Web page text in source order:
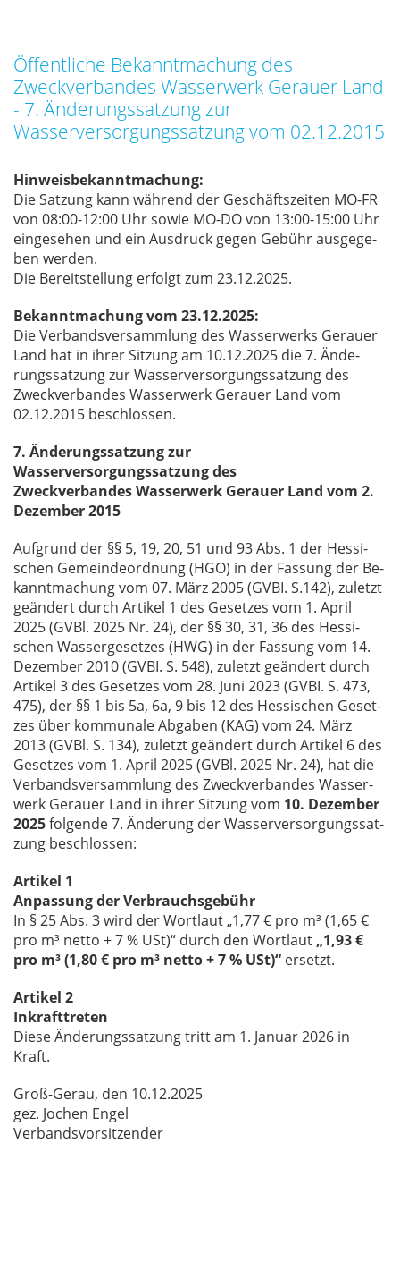
Öffentliche Bekanntmachung des
Zweckverbandes Wasserwerk Gerauer Land
- 7. Änderungssatzung zur
Wasserversorgungssatzung vom 02.12.2015
Hinweisbekanntmachung:
Die Sat­zung kann wäh­rend der Ge­schäfts­zei­ten MO-FR
von 08:00-12:00 Uhr so­wie MO-DO von 13:00-15:00 Uhr
ein­ge­se­hen und ein Aus­druck ge­gen Ge­bühr aus­ge­ge­
ben wer­den.
Die Be­reit­stel­lung er­folgt zum 23.12.2025.
Bekanntmachung vom 23.12.2025:
Die Ver­bands­ver­samm­lung des Was­ser­werks Ge­r­au­er
Land hat in ih­rer Sit­zung am 10.12.2025 die 7. Ände­
rungs­sat­zung zur Was­ser­ver­sor­gungs­sat­zung des
Zweck­ver­ban­des Was­ser­werk Ge­r­au­er Land vom
02.12.2015 be­schlos­sen.
7. Änderungssatzung zur
Wasserversorgungssatzung des
Zweckverbandes Wasserwerk Gerauer Land vom 2.
Dezember 2015
Auf­grund der §§ 5, 19, 20, 51 und 93 Abs. 1 der Hes­si­
schen Ge­mein­de­ord­nung (HGO) in der Fas­sung der Be­
kannt­ma­chung vom 07. März 2005 (GVBI. S.142), zu­letzt
ge­än­dert durch Ar­ti­kel 1 des Ge­set­zes vom 1. April
2025 (GVBl. 2025 Nr. 24), der §§ 30, 31, 36 des Hes­si­
schen Was­ser­ge­set­zes (HWG) in der Fas­sung vom 14.
De­zem­ber 2010 (GVBI. S. 548), zu­letzt ge­än­dert durch
Ar­ti­kel 3 des Ge­set­zes vom 28. Juni 2023 (GVBI. S. 473,
475), der §§ 1 bis 5a, 6a, 9 bis 12 des Hes­si­schen Ge­set­
zes über kom­mu­na­le Ab­ga­ben (KAG) vom 24. März
2013 (GVBl. S. 134), zu­letzt ge­än­dert durch Ar­ti­kel 6 des
Ge­set­zes vom 1. April 2025 (GVBl. 2025 Nr. 24), hat die
Ver­bands­ver­samm­lung des Zweck­ver­ban­des Was­ser­
werk Ge­r­au­er Land in ih­rer Sit­zung vom 10. Dezember
2025fol­gen­de 7. Ände­rung der Was­ser­ver­sor­gungs­sat­
zung be­schlos­sen:
Artikel 1
Anpassung der Verbrauchsgebühr
In § 25 Abs. 3 wird der Wort­laut „1,77 € pro m³ (1,65 €
pro m³ net­to + 7 % USt)“ durch den Wort­laut „1,93 €
pro m³ (1,80 € pro m³ netto + 7 % USt)“ er­setzt.
Artikel 2
Inkrafttreten
Die­se Ände­rungs­sat­zung tritt am 1. Ja­nu­ar 2026 in
Kraft.
Groß-Gerau, den 10.12.2025
gez. Jo­chen En­gel
Ver­bands­vor­sit­zen­der